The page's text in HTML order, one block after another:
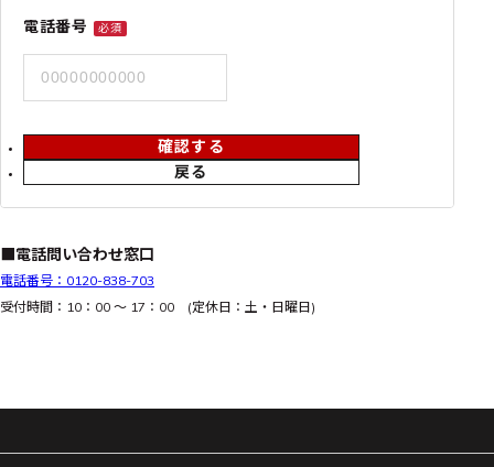
電話番号 必須
戻る
確認する
■電話問い合わせ窓口
電話番号：0120-838-703
受付時間：10：00 ～ 17：00 (定休日：土・日曜日)